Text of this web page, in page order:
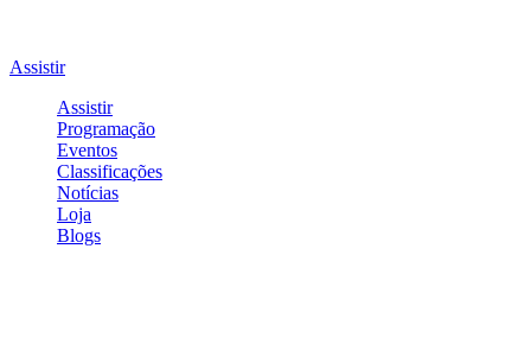
Assistir
Assistir
Programação
Eventos
Classificações
Notícias
Loja
Blogs